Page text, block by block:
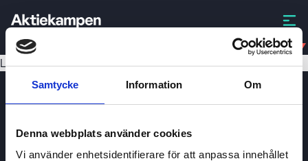
Samtycke Information Om
Denna webbplats använder cookies
Vi använder enhetsidentifierare för att anpassa innehållet
BIVI
Laddar data...